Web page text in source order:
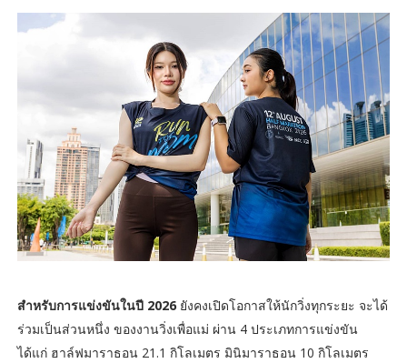
สำหรับการแข่งขันในปี 2026ยังคงเปิดโอกาสให้นักวิ่งทุกระยะ จะได้
ร่วมเป็นส่วนหนึ่ง ของงานวิ่งเพื่อแม่ ผ่าน 4 ประเภทการแข่งขัน
ได้แก่ ฮาล์ฟมาราธอน 21.1 กิโลเมตร มินิมาราธอน 10 กิโลเมตร